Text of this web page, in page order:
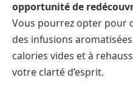
opportunité de
Vous pourrez opter pour
des infusions
calories vides et à
votre clarté d’esprit.